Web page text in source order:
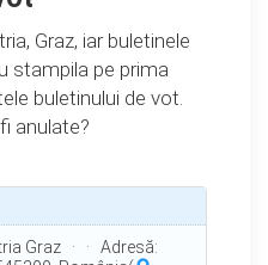
Graz, iar buletinele
stampila pe prima
buletinului de vot.
anulate?
Graz · · Adresă: